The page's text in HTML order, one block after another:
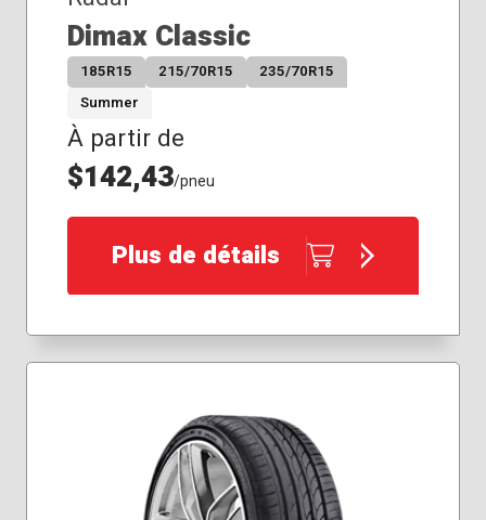
Dimax Classic
185R15 215/70R15
235/70R15
Summer
À partir de
$142,43/pneu
Plus de détails